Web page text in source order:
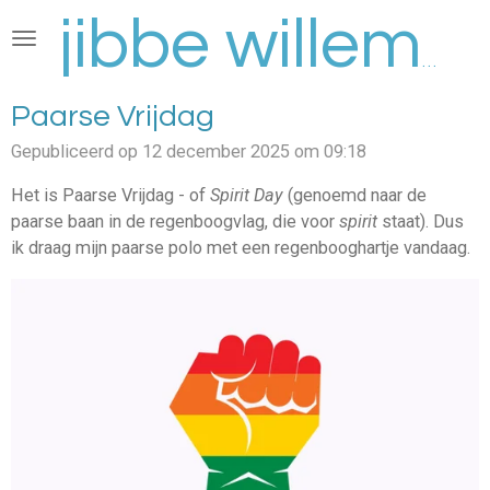
direct
de
hoofdinhoud
Paarse Vrijdag
Gepubliceerd op 12 december 2025 om 09:18
Het is Paarse Vrijdag - of Spirit Day (genoemd naar de
paarse baan in de regenboogvlag, die voor spiritstaat). Dus
ik draag mijn paarse polo met een regenbooghartje vandaag.